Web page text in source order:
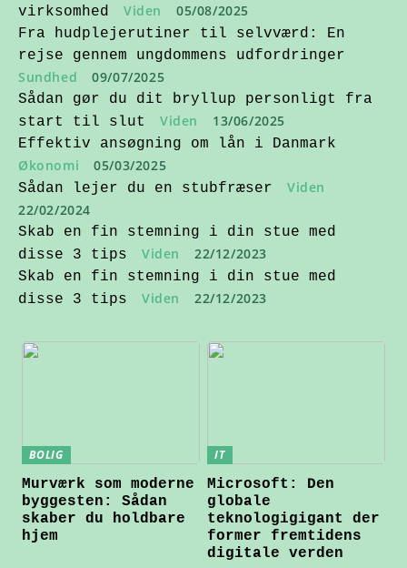
virksomhed
Viden 05/08/2025
Fra hudplejerutiner til selvværd: En
rejse gennem ungdommens udfordringer
Sundhed 09/07/2025
Sådan gør du dit bryllup personligt fra
start til slut
Viden 13/06/2025
Effektiv ansøgning om lån i Danmark
Økonomi 05/03/2025
Sådan lejer du en stubfræser
Viden
22/02/2024
Skab en fin stemning i din stue med
disse 3 tips
Viden 22/12/2023
Skab en fin stemning i din stue med
disse 3 tips
Viden 22/12/2023
BOLIG
Murværk som moderne
byggesten: Sådan
skaber du holdbare
hjem
IT
Microsoft: Den
globale
teknologigigant der
former fremtidens
digitale verden